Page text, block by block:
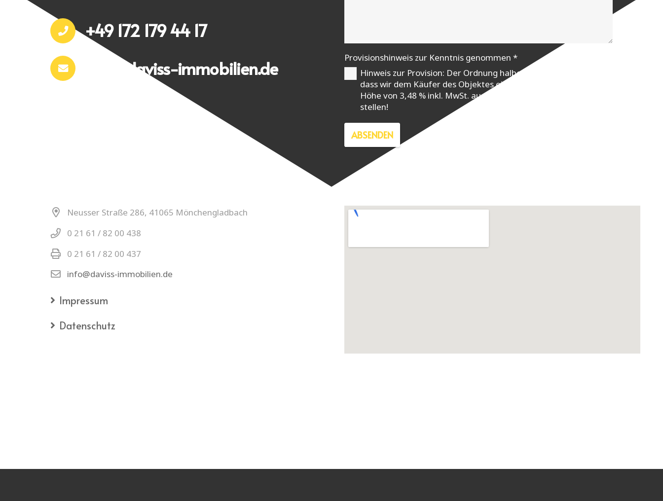
+49 172 179 44 17
info@daviss-immobilien.de
Provisionshinweis zur Kenntnis genommen *
Hinweis zur Provision: Der Ordnung halber weisen wir darauf hin,
dass wir dem Käufer des Objektes eine Nachweisprovision in
Höhe von 3,48 % inkl. MwSt. aus dem Kaufpreis in Rechnung
stellen!
ABSENDEN
Neusser Straße 286, 41065 Mönchengladbach
0 21 61 / 82 00 438
0 21 61 / 82 00 437
info@daviss-immobilien.de
Impressum
Datenschutz